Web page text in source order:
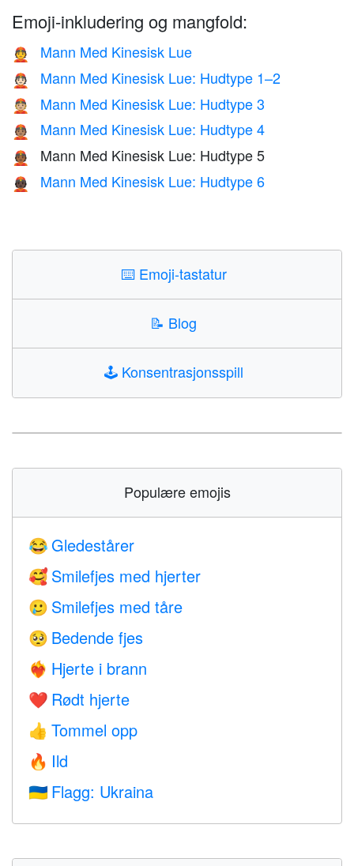
Emoji-inkludering og mangfold:
👲 Mann Med Kinesisk Lue
👲🏻 Mann Med Kinesisk Lue: Hudtype 1–2
👲🏼 Mann Med Kinesisk Lue: Hudtype 3
👲🏽 Mann Med Kinesisk Lue: Hudtype 4
👲🏾 Mann Med Kinesisk Lue: Hudtype 5
👲🏿 Mann Med Kinesisk Lue: Hudtype 6
⌨️ Emoji-tastatur
📝 Blog
🕹️ Konsentrasjonsspill
Populære emojis
😂 Gledestårer
🥰 Smilefjes med hjerter
🥲 Smilefjes med tåre
🥺 Bedende fjes
❤️‍🔥 Hjerte i brann
❤️ Rødt hjerte
👍 Tommel opp
🔥 Ild
🇺🇦 Flagg: Ukraina